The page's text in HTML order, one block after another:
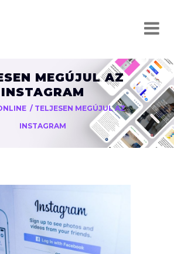
MEGÚJUL AZ
INSTAGRAM
/ TELJESEN MEGÚJUL AZ
INSTAGRAM